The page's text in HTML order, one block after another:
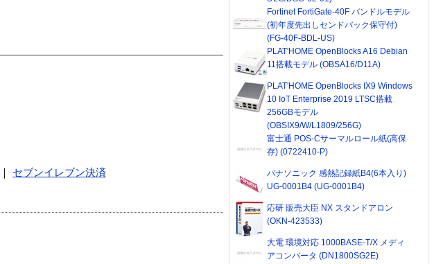
セブンイレブン決済
Fortinet FortiGate-40F バンドルモデル
(初年度先出しセンドバック保守付)
(FG-40F-BDL-US)
PLAT'HOME OpenBlocks A16 Debian
11搭載モデル (OBSA16/D11A)
PLAT'HOME OpenBlocks IX9 Windows
10 IoT Enterprise 2019 LTSC搭載
256GBモデル
(OBSIX9/W/L1809/256G)
富士通 POS-Cサーマルロール紙(高保
存) (0722410-P)
パナソニック 感熱記録紙B4(6本入り)
UG-0001B4 (UG-0001B4)
応研 販売大臣 NX スタンドアロン
(OKN-423533)
大電 環境対応 1000BASE-T/X メディ
アコンバータ (DN1800SG2E)